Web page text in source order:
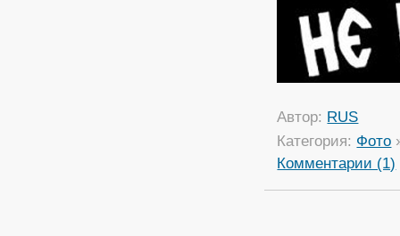
Автор: RUS
Категория: Фото
Комментарии (1)